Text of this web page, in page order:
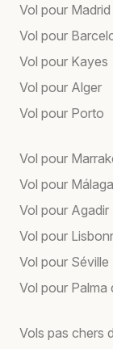
Vol pour Madrid
Vol pour
Vol pour Kayes
Vol pour Alger
Vol pour Porto
Vol pour
Vol pour Málaga
Vol pour Agadir
Vol pour
Vol pour Séville
Vol pour Palma
Vols pas chers